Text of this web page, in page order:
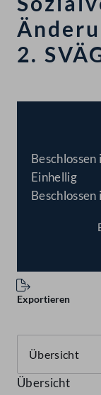
2.
Einhellig
Exportieren
Übersicht